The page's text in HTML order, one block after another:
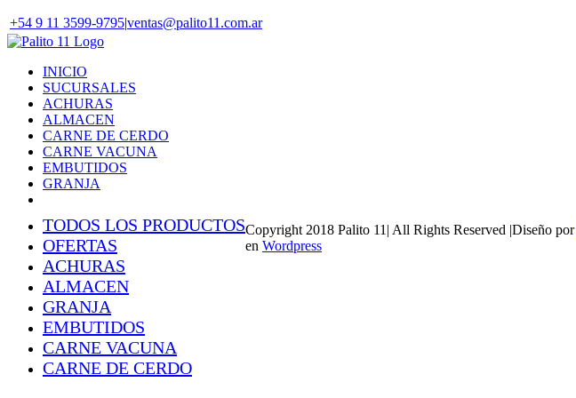
to
content
+54 9 11 3599-9795|ventas@palito11.com.ar
INICIO
SUCURSALES
ACHURAS
ALMACEN
CARNE DE CERDO
CARNE VACUNA
EMBUTIDOS
GRANJA
TODOS LOS PRODUCTOS
OFERTAS
ACHURAS
ALMACEN
GRANJA
EMBUTIDOS
CARNE VACUNA
CARNE DE CERDO
Copyright 2018 Palito 11| All Rights Reserved |Diseño por
en Wordpress